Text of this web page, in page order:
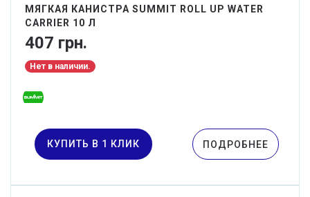
МЯГКАЯ КАНИСТРА SUMMIT ROLL UP WATER
CARRIER 10 Л
407 грн.
Нет в наличии.
КУПИТЬ В 1 КЛИК ПОДРОБНЕЕ